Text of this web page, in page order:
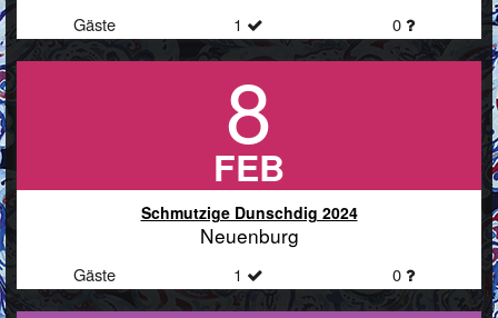
Gäste 1 0
8
FEB
Schmutzige Dunschdig 2024
Neuenburg
Gäste 1 0